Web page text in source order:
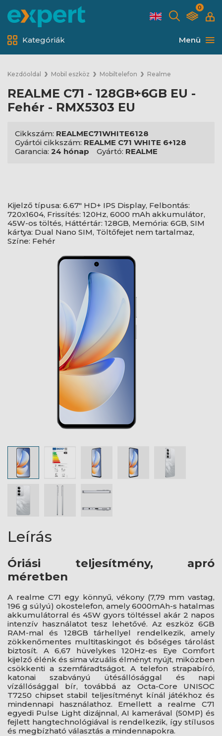
0
Menü
Kategóriák
Kezdőoldal Mobil eszköz Mobiltelefon Realme
REALME C71 - 128GB+6GB EU -
Fehér - RMX5303 EU
Cikkszám: REALMEC71WHITE6128
Gyártói cikkszám: REALME C71 WHITE 6+128
Garancia: 24 hónap Gyártó: REALME
Kijelző típusa: 6.67" HD+ IPS Display, Felbontás:
720x1604, Frissítés: 120Hz, 6000 mAh akkumulátor,
45W-os töltés, Háttértár: 128GB, Memória: 6GB, SIM
kártya: Dual Nano SIM, Töltőfejet nem tartalmaz,
Színe: Fehér
Leírás
Óriási teljesítmény, apró
méretben
A realme C71 egy könnyű, vékony (7,79 mm vastag,
196 g súlyú) okostelefon, amely 6000mAh-s hatalmas
akkumulátorral és 45W gyors töltéssel akár 2 napos
intenzív használatot tesz lehetővé. Az eszköz 6GB
RAM-mal és 128GB tárhellyel rendelkezik, amely
zökkenőmentes multitaskingot és bőséges tárolást
biztosít. A 6,67 hüvelykes 120Hz-es Eye Comfort
kijelző élénk és sima vizuális élményt nyújt, miközben
csökkenti a szemfáradtságot. A telefon strapabíró,
katonai szabványú ütésállósággal és napi
vízállósággal bír, továbbá az Octa-Core UNISOC
T7250 chipset stabil teljesítményt kínál játékhoz és
mindennapi használathoz. Emellett a realme C71
egyedi Pulse Light dizájnnal, AI kamerával (50MP) és
fejlett hangtechnológiával is rendelkezik, így stílusos
és megbízható választás a mindennapokra.